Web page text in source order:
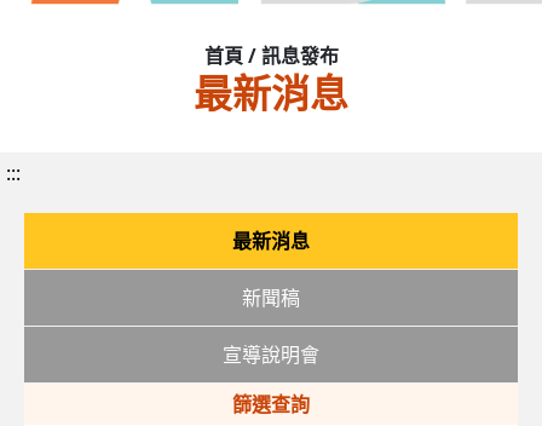
首頁 / 訊息發布
最新消息
:::
最新消息
新聞稿
宣導說明會
篩選查詢